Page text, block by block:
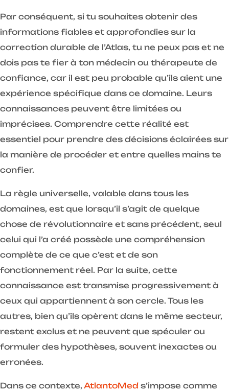
Par conséquent, si tu souhaites obtenir des
informations fiables et approfondies sur la
correction durable de l’Atlas, tu ne peux pas et ne
dois pas te fier à ton médecin ou thérapeute de
confiance, car il est peu probable qu’ils aient une
expérience spécifique dans ce domaine. Leurs
connaissances peuvent être limitées ou
imprécises. Comprendre cette réalité est
essentiel pour prendre des décisions éclairées sur
la manière de procéder et entre quelles mains te
confier.
La règle universelle, valable dans tous les
domaines, est que lorsqu’il s’agit de quelque
chose de révolutionnaire et sans précédent, seul
celui qui l’a créé possède une compréhension
complète de ce que c’est et de son
fonctionnement réel. Par la suite, cette
connaissance est transmise progressivement à
ceux qui appartiennent à son cercle. Tous les
autres, bien qu’ils opèrent dans le même secteur,
restent exclus et ne peuvent que spéculer ou
formuler des hypothèses, souvent inexactes ou
erronées.
Dans ce contexte, AtlantoMed s’impose comme